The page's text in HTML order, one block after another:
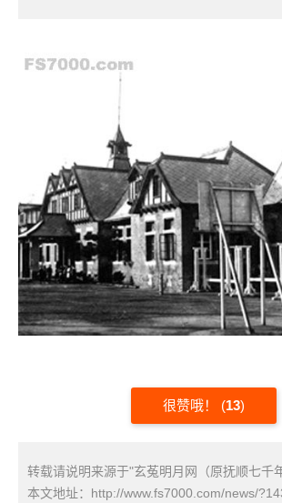
很赞哦！ (13)
转载请说明来源于"玄菟明月网（原抚顺七千
本文地址： http://www.fs7000.com/news/